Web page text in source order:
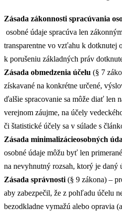
Zásada zákonnosti spracúvania
osobné údaje spracúva len
transparentne vo vzťahu k dotknutej
k porušeniu základných práv
Zásada obmedzenia účelu (§ 7
získavané na konkrétne určené,
ďalšie spracovanie sa môže diať len
verejnom záujme, na účely
či štatistické účely sa v súlade s
Zásada minimalizácieosobných
osobné údaje môžu byť len
na nevyhnutný rozsah, ktorý je daný
Zásada správnosti(§ 9 zákona) –
aby zabezpečil, že z pohľadu účelu
bezodkladne vymažú alebo opravia